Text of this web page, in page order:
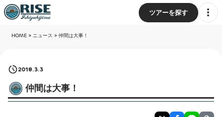
ツアーを探す
HOME> ニュース > 仲間は大事！
2018.3.3
仲間は大事！